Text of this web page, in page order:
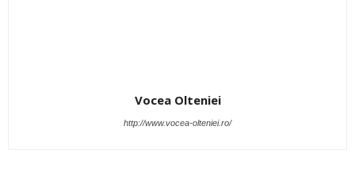
Vocea Olteniei
http://www.vocea-olteniei.ro/